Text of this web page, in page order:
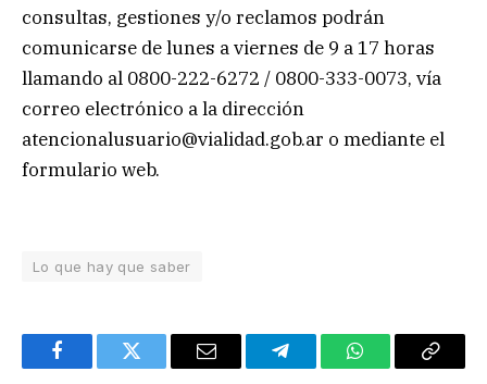
consultas, gestiones y/o reclamos podrán
comunicarse de lunes a viernes de 9 a 17 horas
llamando al 0800-222-6272 / 0800-333-0073, vía
correo electrónico a la dirección
atencionalusuario@vialidad.gob.ar o mediante el
formulario web.
Lo que hay que saber
FacebookTwitter Email TelegramWhatsAppCopy